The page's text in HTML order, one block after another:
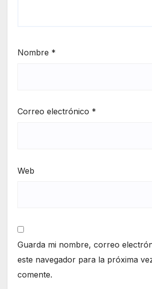
Nombre *
Correo electrónico *
Web
Guarda mi nombre, correo
este navegador para la próxima
comente.